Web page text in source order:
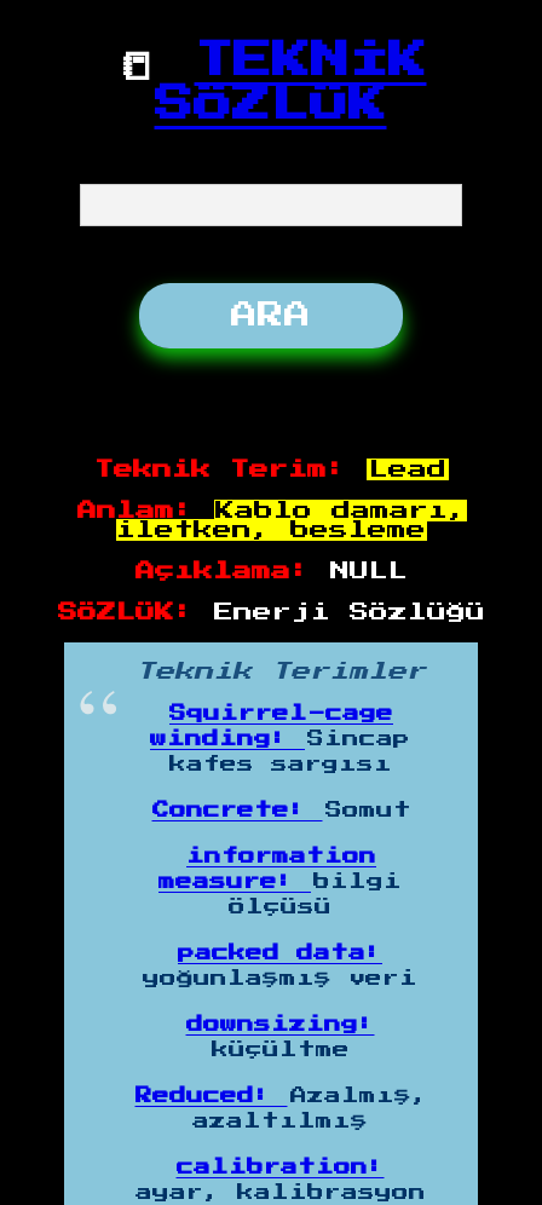
📒
TEKNİK
SÖZLÜK
Teknik Terim: Lead
Anlam:
Kablo damarı,
iletken, besleme
Açıklama: NULL
SÖZLÜK: Enerji Sözlüğü
Teknik Terimler
Squirrel-cage
winding:
Sincap
kafes sargısı
Concrete: Somut
information
measure:
bilgi
ölçüsü
packed data:
yoğunlaşmış veri
downsizing:
küçültme
Reduced:
Azalmış,
azaltılmış
calibration:
ayar, kalibrasyon